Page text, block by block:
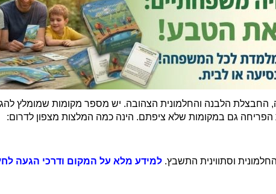
החבצלת הלבנה והחלמונית הצהובה. יש מספר מקומות שמומלץ
גם במקומות שלא ציפתם. הינה כמה המלצות מצפון לדרום:
וסתווינית התשבץ. למידע מלא על המקום ודרכי הגעה